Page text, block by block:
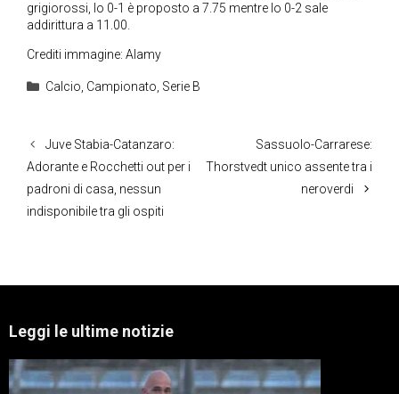
grigiorossi, lo 0-1 è proposto a 7.75 mentre lo 0-2 sale
addirittura a 11.00.
Crediti immagine: Alamy
Categorie
Calcio, Campionato, Serie B
Juve Stabia-Catanzaro:
Adorante e Rocchetti out per i
padroni di casa, nessun
indisponibile tra gli ospiti
Sassuolo-Carrarese:
Thorstvedt unico assente tra i
neroverdi
Leggi le ultime notizie